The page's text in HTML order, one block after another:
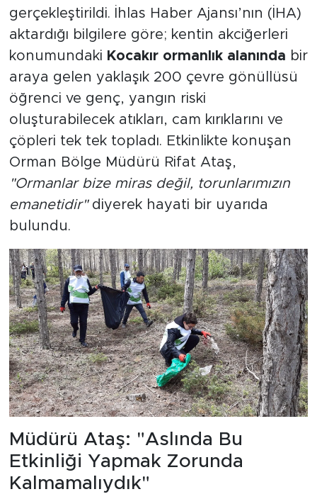
gerçekleştirildi. İhlas Haber Ajansı’nın (İHA)
aktardığı bilgilere göre; kentin akciğerleri
konumundaki Kocakır ormanlık alanında bir
araya gelen yaklaşık 200 çevre gönüllüsü
öğrenci ve genç, yangın riski
oluşturabilecek atıkları, cam kırıklarını ve
çöpleri tek tek topladı. Etkinlikte konuşan
Orman Bölge Müdürü Rifat Ataş,
"Ormanlar bize miras değil, torunlarımızın
emanetidir"diyerek hayati bir uyarıda
bulundu.
Müdürü Ataş: "Aslında Bu
Etkinliği Yapmak Zorunda
Kalmamalıydık"